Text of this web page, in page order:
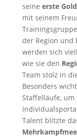
seine erste
mit seinem
der Region und
werden sich
wie sie den
Team stolz in
Besonders
Staffelläufe,
Talent blitzte